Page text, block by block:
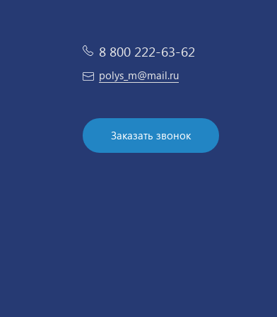
8 800 222-63-62
polys_m@mail.ru
Заказать звонок